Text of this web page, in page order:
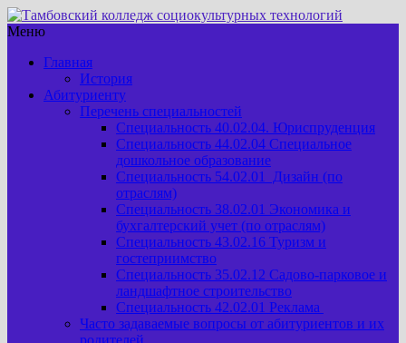
Меню
Главная
История
Абитуриенту
Перечень специальностей
Специальность 40.02.04. Юриспруденция
Специальность 44.02.04 Специальное
дошкольное образование
Специальность 54.02.01 Дизайн (по
отраслям)
Специальность 38.02.01 Экономика и
бухгалтерский учет (по отраслям)
Специальность 43.02.16 Туризм и
гостеприимство
Специальность 35.02.12 Садово-парковое и
ландшафтное строительство
Специальность 42.02.01 Реклама
Часто задаваемые вопросы от абитуриентов и их
родителей